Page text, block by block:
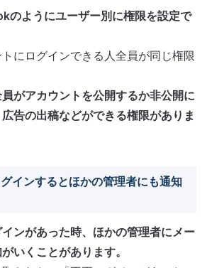
のようにユーザー別に権限を設定で
にログインできる人全員が同じ権限
がアカウントを公開するか非公開に
告の出稿などができる権限がありま
インするとほかの管理者にも通知
ンがあった時、ほかの管理者にメー
いくことがあります。